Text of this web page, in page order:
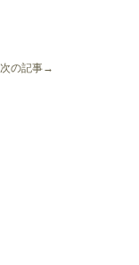
次の記事→